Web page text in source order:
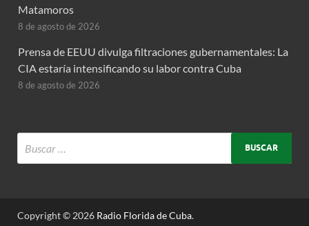
Matamoros
8 de agosto de 2026
Prensa de EEUU divulga filtraciones gubernamentales: La
CIA estaría intensificando su labor contra Cuba
8 de agosto de 2026
Copyright © 2026 Radio Florida de Cuba.